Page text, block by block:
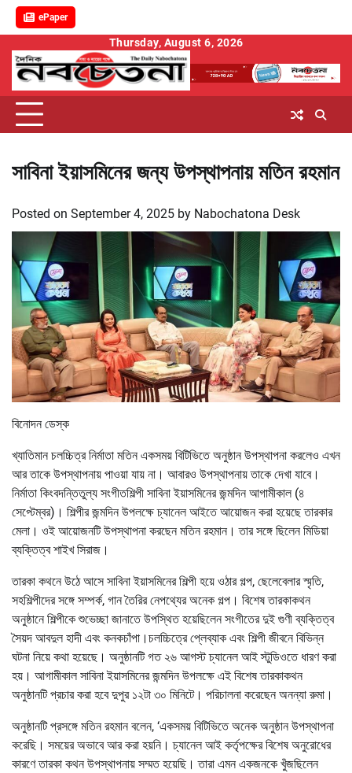
ePaper
content
Thursday, August 6, 2026
সাবিনা ইয়াসমিনের জন্য উপস্থাপনায় মতিন রহমান
Posted on September 4, 2025 by Nabochatona Desk
বিনোদন ডেস্ক
খ্যাতিমান চলচ্চিত্র নির্মাতা মতিন একসময় বিটিভিতে অনুষ্ঠান উপস্থাপনা করলেও এখন
আর তাকে উপস্থাপনায় পাওয়া যায় না। আবারও উপস্থাপনায় তাকে দেখা যাবে।
নির্মাতা কিংবদন্তিতুল্য সংগীতশিল্পী সাবিনা ইয়াসমিনের জন্মদিন আগামীকাল (৪
সেপ্টেম্বর)। শিল্পীর জন্মদিন উপলক্ষে চ্যানেল আইতে আয়োজন করা হয়েছে তারকার
মেলা। ওই আয়োজনটি উপস্থাপনা করছেন মতিন রহমান। তার সঙ্গে ছিলেন মিডিয়া
ব্যক্তিত্ব শাইখ সিরাজ।
তারকা কথনে উঠে আসে সাবিনা ইয়াসমিনের শিল্পী হয়ে ওঠার গল্প, ছেলেবেলার স্মৃতি,
সহশিল্পীদের সঙ্গে সম্পর্ক, গান তৈরির নেপথ্যের অনেক গল্প। বিশেষ তারকাকথন
অনুষ্ঠানে শিল্পীকে শুভেচ্ছা জানাতে উপস্থিত হয়েছিলেন সংগীতের দুই গুণী ব্যক্তিত্ব
সৈয়দ আবদুল হাদী এবং কনকচাঁপা।চলচ্চিত্রে প্লেব্যাক এবং শিল্পী জীবনে বিভিন্ন
ঘটনা নিয়ে কথা হয়েছে। অনুষ্ঠানটি গত ২৬ আগস্ট চ্যানেল আই স্টুডিওতে ধারণ করা
হয়। আগামীকাল সাবিনা ইয়াসমিনের জন্মদিন উপলক্ষে এই বিশেষ তারকাকথন
অনুষ্ঠানটি প্রচার করা হবে দুপুর ১২টা ৩০ মিনিটে। পরিচালনা করেছেন অনন্যা রুমা।
অনুষ্ঠানটি প্রসঙ্গে মতিন রহমান বলেন, ‘একসময় বিটিভিতে অনেক অনুষ্ঠান উপস্থাপনা
করেছি। সময়ের অভাবে আর করা হয়নি। চ্যানেল আই কর্তৃপক্ষের বিশেষ অনুরোধের
কারণে তারকা কথন উপস্থাপনায় সম্মত হয়েছি। তারা এমন একজনকে খুঁজছিলেন